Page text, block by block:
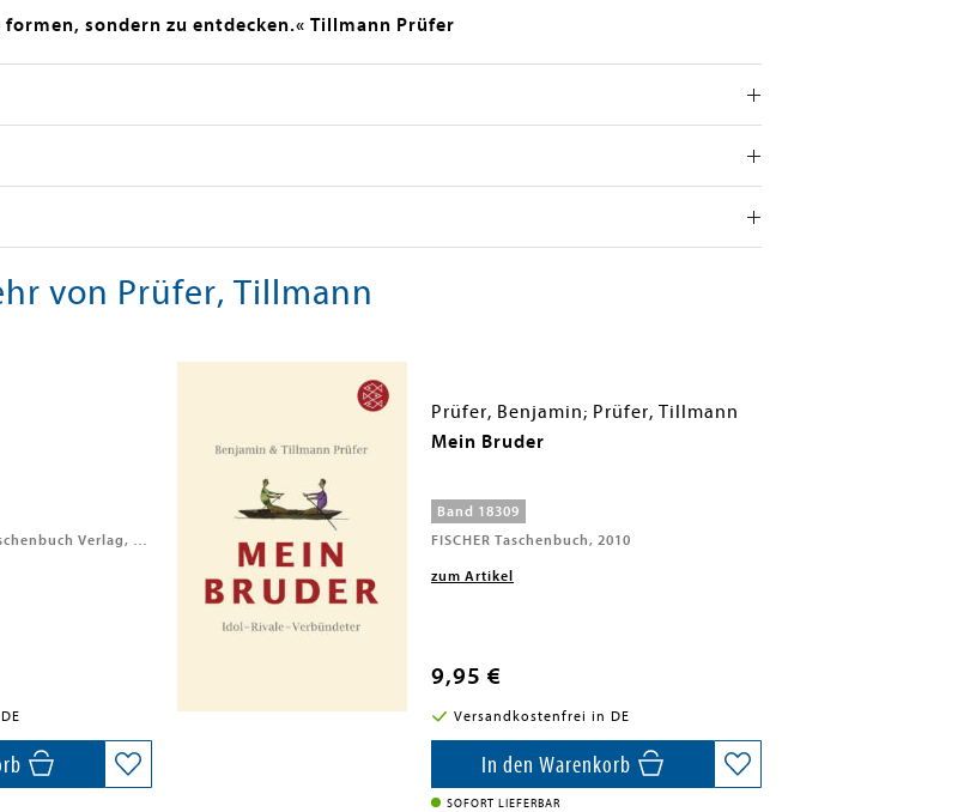
sondern zu entdecken.« Tillmann Prüfer
von Prüfer, Tillmann
Rowohlt TB.;Rowohlt Taschenbuch Verlag, 2015
Prüfer, Benjamin; Prüfer, Tillmann
Mein Bruder
Band 18309
FISCHER Taschenbuch, 2010
zum Artikel
9,95 €
Versandkostenfrei in DE
In den Warenkorb
SOFORT LIEFERBAR